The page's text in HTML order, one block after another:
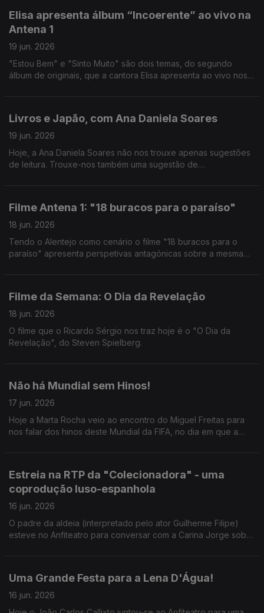
Elisa apresenta álbum “Incoerente” ao vivo na
Antena 1
19 jun. 2026
"Estou Bem" e "Sinto Muito" são dois temas, do segundo
álbum de originais, que a cantora Elisa apresenta ao vivo nos
Livros e Japão, com Ana Daniela Soares
19 jun. 2026
Hoje, a Ana Daniela Soares não nos trouxe apenas sugestões
de leitura. Trouxe-nos também uma sugestão de
Filme Antena 1: "18 buracos para o paraíso"
18 jun. 2026
Tendo o Alentejo como cenário o filme "18 buracos para o
paraíso" apresenta perspetivas antagónicas sobre a mesma
Filme da Semana: O Dia da Revelação
18 jun. 2026
O filme que o Ricardo Sérgio nos traz hoje é o "O Dia da
Revelação", do Steven Spielberg.
Não há Mundial sem Hinos!
17 jun. 2026
Hoje a Marta Rocha veio ao encontro do Miguel Freitas para
nos falar dos hinos deste Mundial da FIFA, no dia em que a
Estreia na RTP da "Colecionadora" - uma
coprodução luso-espanhola
16 jun. 2026
O padre da aldeia (interpretado pelo ator Guilherme Filipe)
esteve no Anfiteatro para conversar com a Carina Jorge sobre
Uma Grande Festa para a Lena D'Água!
16 jun. 2026